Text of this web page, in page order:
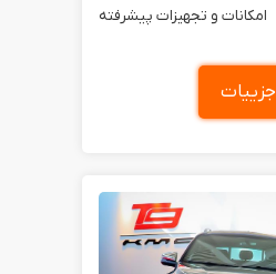
امکانات و تجهیزات پیشرفته
جزییات